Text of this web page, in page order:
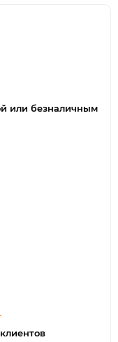
или безналичным